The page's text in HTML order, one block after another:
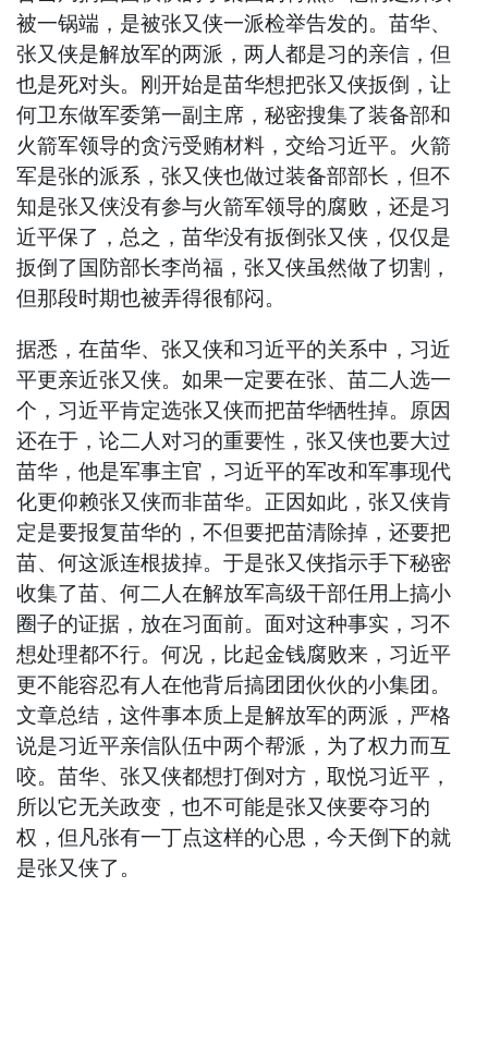
被一锅端，是被张又侠一派检举告发的。苗华、
张又侠是解放军的两派，两人都是习的亲信，但
也是死对头。刚开始是苗华想把张又侠扳倒，让
何卫东做军委第一副主席，秘密搜集了装备部和
火箭军领导的贪污受贿材料，交给习近平。火箭
军是张的派系，张又侠也做过装备部部长，但不
知是张又侠没有参与火箭军领导的腐败，还是习
近平保了，总之，苗华没有扳倒张又侠，仅仅是
扳倒了国防部长李尚福，张又侠虽然做了切割，
但那段时期也被弄得很郁闷。
据悉，在苗华、张又侠和习近平的关系中，习近
平更亲近张又侠。如果一定要在张、苗二人选一
个，习近平肯定选张又侠而把苗华牺牲掉。原因
还在于，论二人对习的重要性，张又侠也要大过
苗华，他是军事主官，习近平的军改和军事现代
化更仰赖张又侠而非苗华。正因如此，张又侠肯
定是要报复苗华的，不但要把苗清除掉，还要把
苗、何这派连根拔掉。于是张又侠指示手下秘密
收集了苗、何二人在解放军高级干部任用上搞小
圈子的证据，放在习面前。面对这种事实，习不
想处理都不行。何况，比起金钱腐败来，习近平
更不能容忍有人在他背后搞团团伙伙的小集团。
文章总结，这件事本质上是解放军的两派，严格
说是习近平亲信队伍中两个帮派，为了权力而互
咬。苗华、张又侠都想打倒对方，取悦习近平，
所以它无关政变，也不可能是张又侠要夺习的
权，但凡张有一丁点这样的心思，今天倒下的就
是张又侠了。